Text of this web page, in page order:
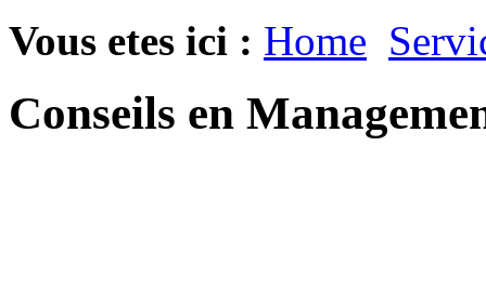
Vous etes ici : Home
Conseils en